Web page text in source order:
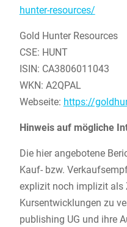
hunter-resources/
Gold Hunter Resources
CSE: HUNT
ISIN: CA3806011043
WKN: A2QPAL
Webseite: https://
Hinweis auf mögliche
Die hier angebotene
Kauf- bzw.
explizit noch implizit als
Kursentwicklungen zu
publishing UG und ihre